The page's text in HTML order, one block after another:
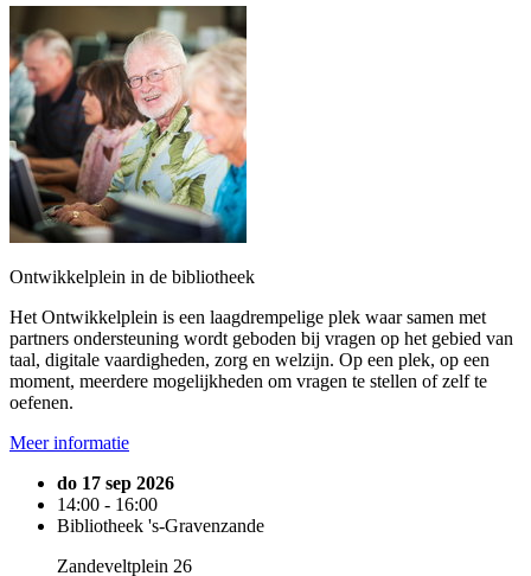
Ontwikkelplein in de bibliotheek
Het Ontwikkelplein is een laagdrempelige plek waar samen met
partners ondersteuning wordt geboden bij vragen op het gebied van
taal, digitale vaardigheden, zorg en welzijn. Op een plek, op een
moment, meerdere mogelijkheden om vragen te stellen of zelf te
oefenen.
Meer informatie
do 17 sep 2026
14:00 - 16:00
Bibliotheek 's-Gravenzande
Zandeveltplein 26